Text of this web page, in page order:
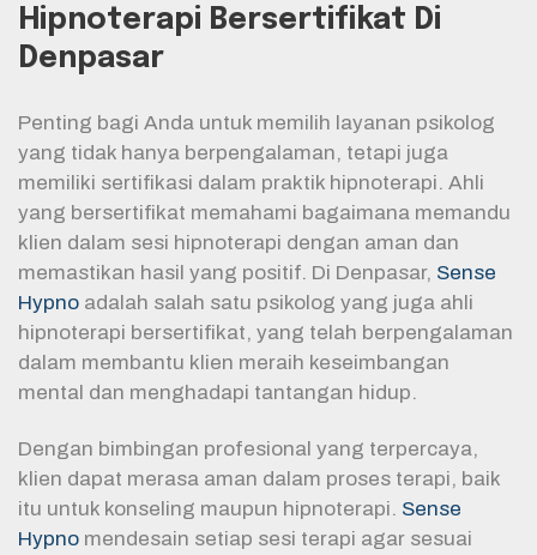
Hipnoterapi Bersertifikat Di
Denpasar
Penting bagi Anda untuk memilih layanan psikolog
yang tidak hanya berpengalaman, tetapi juga
memiliki sertifikasi dalam praktik hipnoterapi. Ahli
yang bersertifikat memahami bagaimana memandu
klien dalam sesi hipnoterapi dengan aman dan
memastikan hasil yang positif. Di Denpasar, Sense
Hypno adalah salah satu psikolog yang juga ahli
hipnoterapi bersertifikat, yang telah berpengalaman
dalam membantu klien meraih keseimbangan
mental dan menghadapi tantangan hidup.
Dengan bimbingan profesional yang terpercaya,
klien dapat merasa aman dalam proses terapi, baik
itu untuk konseling maupun hipnoterapi. Sense
Hypno mendesain setiap sesi terapi agar sesuai